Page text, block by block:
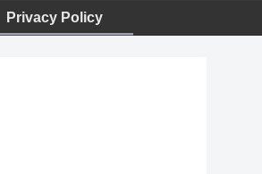
Privacy Policy